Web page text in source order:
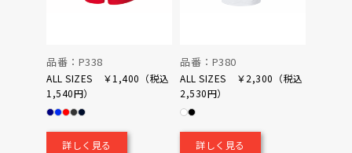
品番：P338
ALL SIZES ￥1,400（税込
1,540円）
詳しく見る
品番：P380
ALL SIZES ￥2,300（税込
2,530円）
詳しく見る